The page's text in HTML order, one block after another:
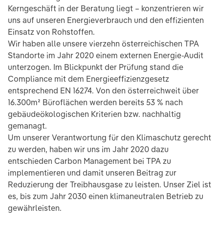
Kerngeschäft in der Beratung liegt – konzentrieren wir
uns auf unseren Energieverbrauch und den effizienten
Einsatz von Rohstoffen.
Wir haben alle unsere vierzehn österreichischen TPA
Standorte im Jahr 2020 einem externen Energie-Audit
unterzogen. Im Blickpunkt der Prüfung stand die
Compliance mit dem Energieeffizienzgesetz
entsprechend EN 16274. Von den österreichweit über
16.300m² Büroflächen werden bereits 53 % nach
gebäudeökologischen Kriterien bzw. nachhaltig
gemanagt.
Um unserer Verantwortung für den Klimaschutz gerecht
zu werden, haben wir uns im Jahr 2020 dazu
entschieden Carbon Management bei TPA zu
implementieren und damit unseren Beitrag zur
Reduzierung der Treibhausgase zu leisten. Unser Ziel ist
es, bis zum Jahr 2030 einen klimaneutralen Betrieb zu
gewährleisten.